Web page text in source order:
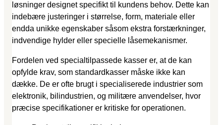
løsninger designet specifikt til kundens behov. Dette kan
indebære justeringer i størrelse, form, materiale eller
endda unikke egenskaber såsom ekstra forstærkninger,
indvendige hylder eller specielle låsemekanismer.
Fordelen ved specialtilpassede kasser er, at de kan
opfylde krav, som standardkasser måske ikke kan
dække. De er ofte brugt i specialiserede industrier som
elektronik, bilindustrien, og militære anvendelser, hvor
præcise specifikationer er kritiske for operationen.